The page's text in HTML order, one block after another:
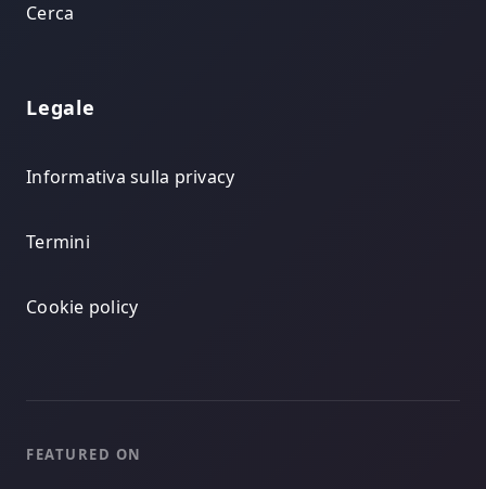
Cerca
Legale
Informativa sulla privacy
Termini
Cookie policy
FEATURED ON